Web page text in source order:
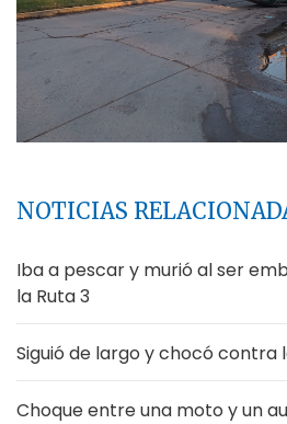
NOTICIAS
Iba a pescar y murió al ser
la Ruta 3
Siguió de largo y chocó contra
Choque entre una moto y un